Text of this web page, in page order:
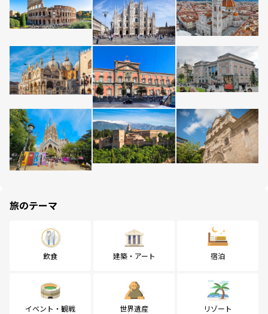
旅のテーマ
飲食 建築・アート 宿泊
イベント・観戦 世界遺産 リゾート